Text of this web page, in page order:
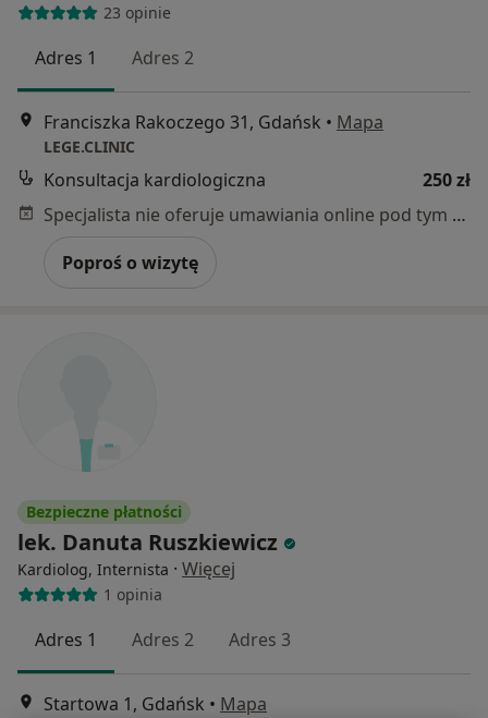
23 opinie
Adres 1 Adres 2
Franciszka Rakoczego 31, Gdańsk • Mapa
LEGE.CLINIC
Konsultacja kardiologiczna
250 zł
Specjalista nie oferuje umawiania online pod tym adresem.
Poproś o wizytę
Bezpieczne płatności
lek. Danuta Ruszkiewicz
Kardiolog, Internista · Więcej
1 opinia
Adres 1 Adres 2 Adres 3
Startowa 1, Gdańsk • Mapa